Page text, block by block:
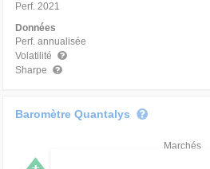
Perf. 2021
Données
Perf. annualisée
Volatilité
Sharpe
Baromètre Quantalys
Marchés